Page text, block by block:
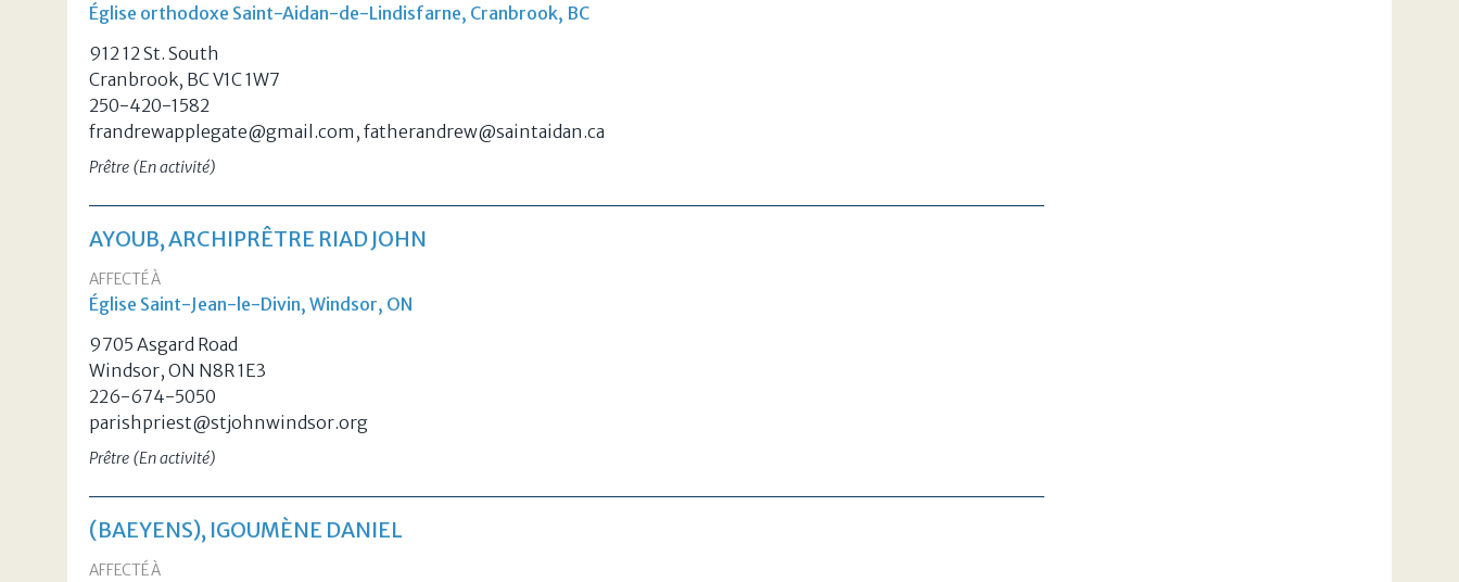
Église orthodoxe Saint-Aidan-de-Lindisfarne, Cranbrook, BC
912 12 St. South
Cranbrook, BC V1C 1W7
250-420-1582
frandrewapplegate@gmail.com, fatherandrew@saintaidan.ca
Prêtre (En activité)
AYOUB, ARCHIPRÊTRE RIAD JOHN
AFFECTÉ À
Église Saint-Jean-le-Divin, Windsor, ON
9705 Asgard Road
Windsor, ON N8R 1E3
226-674-5050
parishpriest@stjohnwindsor.org
Prêtre (En activité)
(BAEYENS), IGOUMÈNE DANIEL
AFFECTÉ À